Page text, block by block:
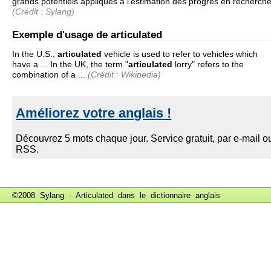
(Crédit : Sylang)
Exemple d'usage de articulated
In the U.S., articulated vehicle is used to refer to vehicles which
have a ... In the UK, the term "articulated lorry" refers to the
combination of a ... (Crédit : Wikipedia)
©2008 Sylang - Articulated dans le dictionnaire anglais